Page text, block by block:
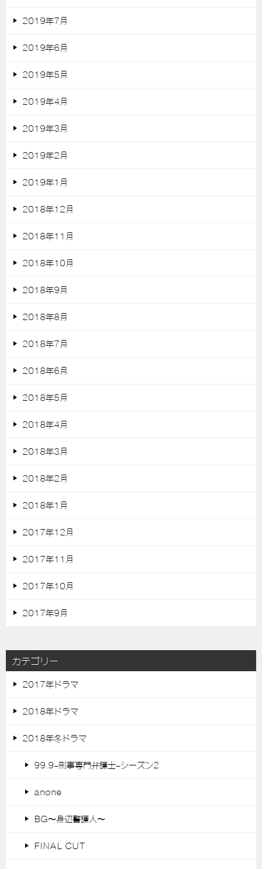
2019年7月
2019年6月
2019年5月
2019年4月
2019年3月
2019年2月
2019年1月
2018年12月
2018年11月
2018年10月
2018年9月
2018年8月
2018年7月
2018年6月
2018年5月
2018年4月
2018年3月
2018年2月
2018年1月
2017年12月
2017年11月
2017年10月
2017年9月
カテゴリー
2017年ドラマ
2018年ドラマ
2018年冬ドラマ
99.9-刑事専門弁護士-シーズン2
anone
BG〜身辺警護人〜
FINAL CUT